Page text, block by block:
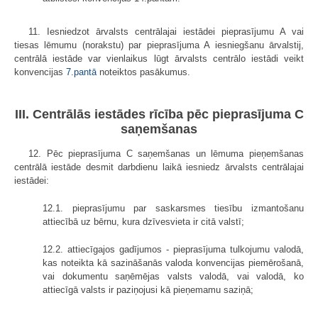
11. Iesniedzot ārvalsts centrālajai iestādei pieprasījumu A vai
tiesas lēmumu (norakstu) par pieprasījuma A iesniegšanu ārvalstij,
centrālā iestāde var vienlaikus lūgt ārvalsts centrālo iestādi veikt
konvencijas 7.pantā noteiktos pasākumus.
III. Centrālās iestādes rīcība pēc pieprasījuma C
saņemšanas
12. Pēc pieprasījuma C saņemšanas un lēmuma pieņemšanas
centrālā iestāde desmit darbdienu laikā iesniedz ārvalsts centrālajai
iestādei:
12.1. pieprasījumu par saskarsmes tiesību izmantošanu
attiecībā uz bērnu, kura dzīvesvieta ir citā valstī;
12.2. attiecīgajos gadījumos - pieprasījuma tulkojumu valodā,
kas noteikta kā sazināšanās valoda konvencijas piemērošanā,
vai dokumentu saņēmējas valsts valodā, vai valodā, ko
attiecīgā valsts ir paziņojusi kā pieņemamu saziņā;